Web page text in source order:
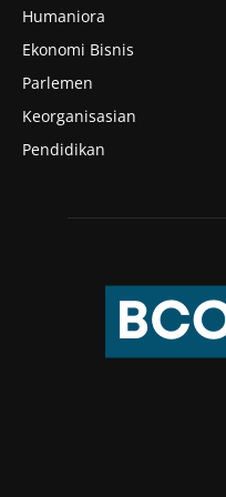
Humaniora
Ekonomi Bisnis
Parlemen
Keorganisasian
Pendidikan